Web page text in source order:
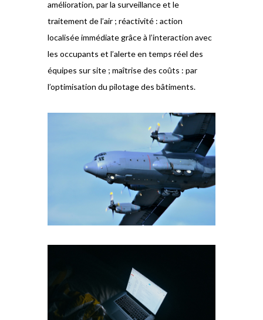
amélioration, par la surveillance et le
traitement de l’air ; réactivité : action
localisée immédiate grâce à l’interaction avec
les occupants et l’alerte en temps réel des
équipes sur site ; maîtrise des coûts : par
l’optimisation du pilotage des bâtiments.